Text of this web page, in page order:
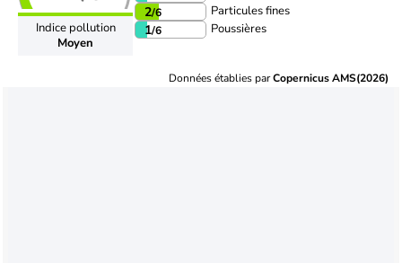
Indice pollution
Moyen
2/6 Particules fines
1/6 Poussières
Données établies parCopernicus AMS(2026)